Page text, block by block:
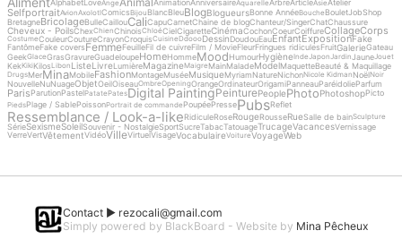
AlphabetLoveAnge AnimationAnniversaireAquarelleArbreArticleAsieAtelier
SelfportraitAvionAxolotlComicsBijou BlancBleuBlogBlogueursBonne AnnéeBouche BouletJobShop
BretagneBricolageBulleCaillouCaliCapuCarnetChaine de blogChanteur/SingerChatChaussure
Cheveux - PoilsChexChienChinoisChloéCielCigaretteCinémaCochonCoeurCoiffureCollageCorps
CostumeCouleurCoutureCrayonCroquisCuisineDdoooDessinDoudouEauEnfantExpositionFake
FantômeFake coversFemmeFeuilleFil de cuivreFilm / MovieFleurFringues ridiculesFruitGalerieGateau
GeekGlaceGrasGravureGuadeloupeHomeHommeMoodHumourHygièneIndeJaponJardinJauneJouet
KekKikiKilosLibon ListeLivreLumièreMagazineMaigre MainMaladeModelMaquetteBeauté & Maquillage
DrugsMerMinaMobileFashionMontageMuséeMusiqueMyriamNatureNichonNicole Kidman NoëlNoir
NouvelleNuNuageObjetOeilOiseauOmbreOpeningOrangeOrdinateurOrigamiPanneauParéidolieParfum
ParisParutionPastelPatatePatesDigital PaintingPeinturePeoplePhotoPhotoshopPicto
PiedsPlage / SablePoissonPortrait de commande PoupéePressePubsReflet
Ressemblance / Look-a-likeRidiculeRoseRougeRousseRueSalle de bainSculpture
SérieSexismeSoleilSouvenir - NostalgieSportSucreTabacTatouageTrucageVacancesVernissage
VerreVertVêtementVidéoVilleVirtuelVisageVocabulaireVoitureVoyageWeb
Contact ► rezocali@gmail.com
Simply powered by BlackBoard - Website by Mina Pêcheux